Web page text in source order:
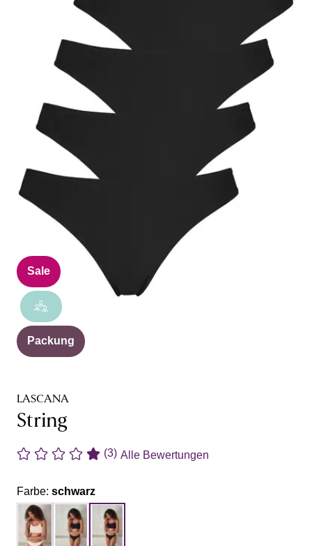
Sale
Packung
LASCANA
String
(3) Alle Bewertungen
Farbe: schwarz